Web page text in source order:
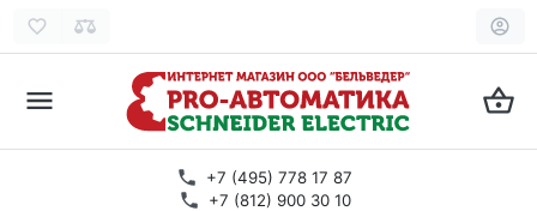
+7 (495) 778 17 87
+7 (812) 900 30 10